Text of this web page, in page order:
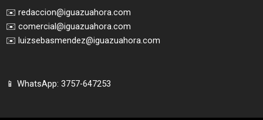
✉️ redaccion@iguazuahora.com
✉️ comercial@iguazuahora.com
✉️ luizsebasmendez@iguazuahora.com
📱 WhatsApp: 3757-647253